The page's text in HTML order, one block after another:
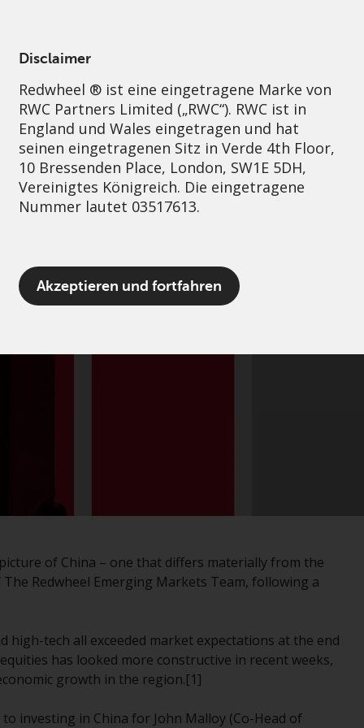
Disclaimer
Redwheel ® ist eine eingetragene Marke von
RWC Partners Limited („RWC“). RWC ist in
England und Wales eingetragen und hat
seinen eingetragenen Sitz in Verde 4th Floor,
10 Bressenden Place, London, SW1E 5DH,
Vereinigtes Königreich. Die eingetragene
Nummer lautet 03517613.
Der Begriff „Redwheel“ kann ein oder
mehrere Unternehmen der Marke Redwheel
lizenzierte Fondsverwaltungsgesellschaft
ein australischer
Finanzdienstleistungslizenznehmer bei der
Australian Securities and Investment
Fondsmæglerselskab A/S, die von der
dänischen Finanzaufsichtsbehörde reguliert
wird.
Durch den Zugriff auf diese Website erklären
Akzeptieren und fortfahren
Nachhaltigkeit Governance Kontakt
of China – one that differs materially from the
Redwheel Emerging Markets Team, following a
tech all exceeded market expectations at the end
has looked more constructive in recent weeks,
growth in the region.[1]
investing in China for John Malloy (Co-Head of